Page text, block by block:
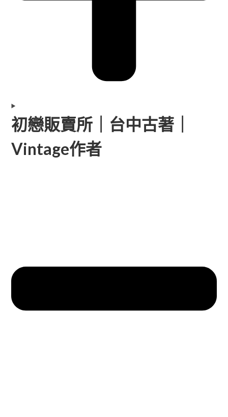
初戀販賣所｜台中古著｜
Vintage作者